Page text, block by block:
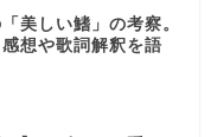
美しい鰭」の考察。
想や歌詞解釈を語